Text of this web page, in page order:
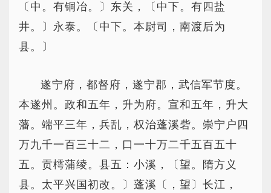
〔中。有铜冶。〕东关，〔中下。有四盐
井。〕永泰。〔中下。本尉司，南渡后为
县。〕
遂宁府，都督府，遂宁郡，武信军节度。
本遂州。政和五年，升为府。宣和五年，升大
藩。端平三年，兵乱，权治蓬溪砦。崇宁户四
万九千一百三十二，口一十万二千五百五十
五。贡樗蒲绫。县五：小溪，〔望。隋方义
县。太平兴国初改。〕蓬溪〔，望〕长江，